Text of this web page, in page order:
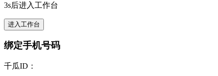
3s后进入工作台
进入工作台
绑定手机号码
千瓜ID：